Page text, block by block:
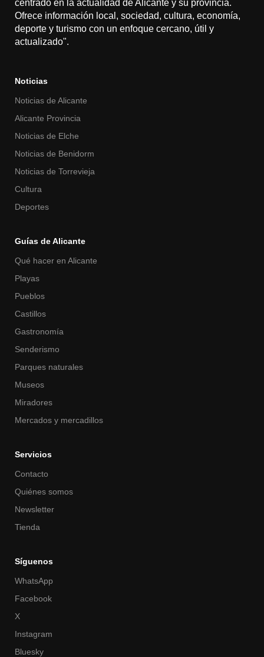
centrado en la actualidad de Alicante y su provincia.
Ofrece información local, sociedad, cultura, economía,
deporte y turismo con un enfoque cercano, útil y
actualizado".
Noticias
Noticias de Alicante
Alicante Provincia
Noticias de Elche
Noticias de Benidorm
Noticias de Torrevieja
Cultura
Deportes
Guías de Alicante
Qué hacer en Alicante
Playas
Pueblos
Castillos
Gastronomía
Senderismo
Parques naturales
Museos
Miradores
Mercados y mercadillos
Servicios
Contacto
Quiénes somos
Newsletter
Tienda
Síguenos
WhatsApp
Facebook
X
Instagram
Bluesky